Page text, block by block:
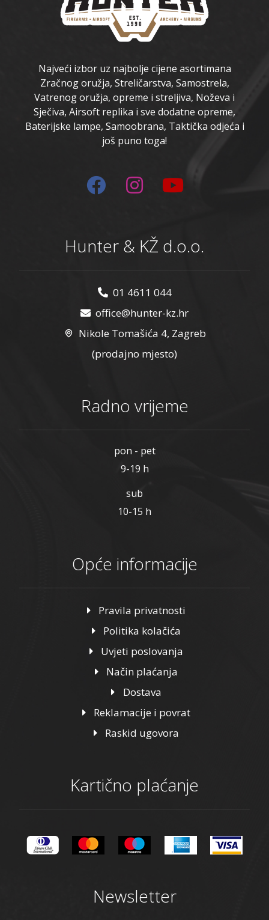
Najveći izbor uz najbolje cijene asortimana
Zračnog oružja, Streličarstva, Samostrela,
Vatrenog oružja, opreme i streljiva, Noževa i
Sječiva, Airsoft replika i sve dodatne opreme,
Baterijske lampe, Samoobrana, Taktička odjeća i
još puno toga!
Hunter & KŽ d.o.o.
01 4611 044
office@hunter-kz.hr
Nikole Tomašića 4, Zagreb
(prodajno mjesto)
Radno vrijeme
pon - pet
9-19 h
sub
10-15 h
Opće informacije
Pravila privatnosti
Politika kolačića
Uvjeti poslovanja
Način plaćanja
Dostava
Reklamacije i povrat
Raskid ugovora
Kartično plaćanje
Newsletter